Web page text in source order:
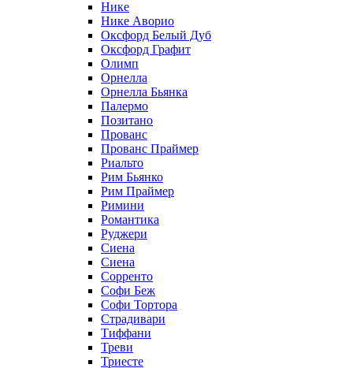
Нике
Нике Аворио
Оксфорд Белый Дуб
Оксфорд Графит
Олимп
Орнелла
Орнелла Бьянка
Палермо
Позитано
Прованс
Прованс Праймер
Риальто
Рим Бьянко
Рим Праймер
Римини
Романтика
Руджери
Сиена
Сиена
Сорренто
Софи Беж
Софи Тортора
Страдивари
Тиффани
Треви
Триесте